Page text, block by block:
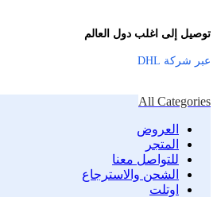
توصيل إلى اغلب دول العالم
عبر شركة DHL
All Categories
العروض
المتجر
للتواصل معنا
الشحن والاسترجاع
اوتلت